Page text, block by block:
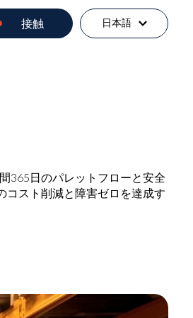
for 会社概要
接触 日本語
365日のパレットフローと安全
コスト削減と障害ゼロを達成す